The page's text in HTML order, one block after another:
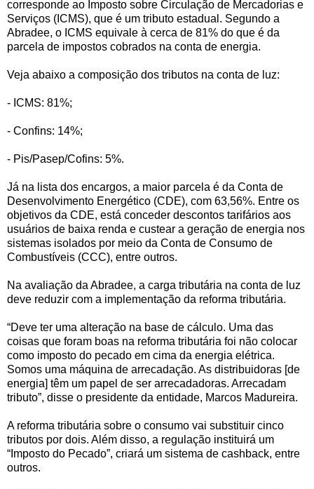
corresponde ao Imposto sobre Circulação de Mercadorias e
Serviços (ICMS), que é um tributo estadual. Segundo a
Abradee, o ICMS equivale à cerca de 81% do que é da
parcela de impostos cobrados na conta de energia.
Veja abaixo a composição dos tributos na conta de luz:
- ICMS: 81%;
- Confins: 14%;
- Pis/Pasep/Cofins: 5%.
Já na lista dos encargos, a maior parcela é da Conta de
Desenvolvimento Energético (CDE), com 63,56%. Entre os
objetivos da CDE, está conceder descontos tarifários aos
usuários de baixa renda e custear a geração de energia nos
sistemas isolados por meio da Conta de Consumo de
Combustíveis (CCC), entre outros.
Na avaliação da Abradee, a carga tributária na conta de luz
deve reduzir com a implementação da reforma tributária.
“Deve ter uma alteração na base de cálculo. Uma das
coisas que foram boas na reforma tributária foi não colocar
como imposto do pecado em cima da energia elétrica.
Somos uma máquina de arrecadação. As distribuidoras [de
energia] têm um papel de ser arrecadadoras. Arrecadam
tributo”, disse o presidente da entidade, Marcos Madureira.
A reforma tributária sobre o consumo vai substituir cinco
tributos por dois. Além disso, a regulação instituirá um
“Imposto do Pecado”, criará um sistema de cashback, entre
outros.